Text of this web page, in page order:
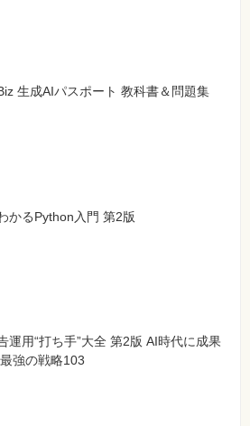
生成AIパスポート 教科書＆問題集
かるPython入門 第2版
運用“打ち手”大全 第2版 AI時代に成果
強の戦略103